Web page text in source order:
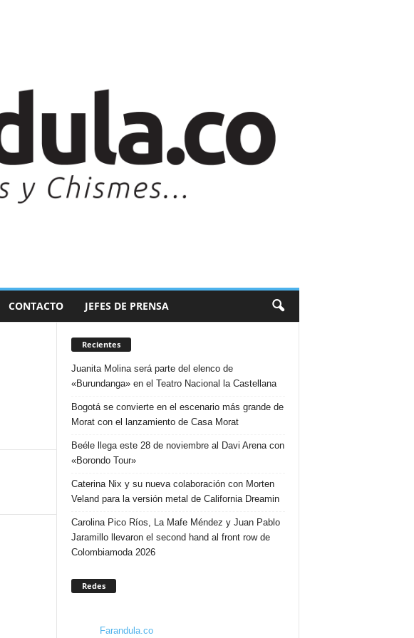
CONTACTO JEFES DE PRENSA
Recientes
Juanita Molina será parte del elenco de
«Burundanga» en el Teatro Nacional la Castellana
Bogotá se convierte en el escenario más grande de
Morat con el lanzamiento de Casa Morat
Beéle llega este 28 de noviembre al Davi Arena con
«Borondo Tour»
Caterina Nix y su nueva colaboración con Morten
Veland para la versión metal de California Dreamin
Carolina Pico Ríos, La Mafe Méndez y Juan Pablo
Jaramillo llevaron el second hand al front row de
Colombiamoda 2026
Redes
Farandula.co